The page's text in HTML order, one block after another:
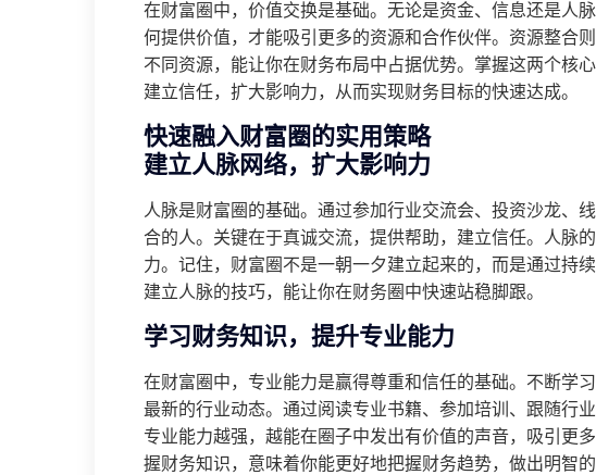
在财富圈中，价值交换是基础。无论是资金、信息还是人
何提供价值，才能吸引更多的资源和合作伙伴。资源整合
不同资源，能让你在财务布局中占据优势。掌握这两个核
建立信任，扩大影响力，从而实现财务目标的快速达成。
快速融入财富圈的实用策略
建立人脉网络，扩大影响力
人脉是财富圈的基础。通过参加行业交流会、投资沙龙、
合的人。关键在于真诚交流，提供帮助，建立信任。人脉
力。记住，财富圈不是一朝一夕建立起来的，而是通过持
建立人脉的技巧，能让你在财务圈中快速站稳脚跟。
学习财务知识，提升专业能力
在财富圈中，专业能力是赢得尊重和信任的基础。不断学
最新的行业动态。通过阅读专业书籍、参加培训、跟随行
专业能力越强，越能在圈子中发出有价值的声音，吸引更
握财务知识，意味着你能更好地把握财务趋势，做出明智